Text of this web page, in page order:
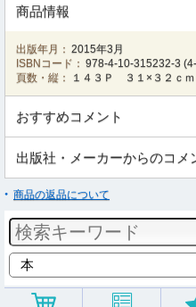
商品情報
出版年月： 2015年3月
ISBNコード： 978-4-10-315232-3 (
頁数・縦：
１４３Ｐ ３１×３２ｃｍ
おすすめコメント
出版社・メーカーからのコメ
商品の返品について